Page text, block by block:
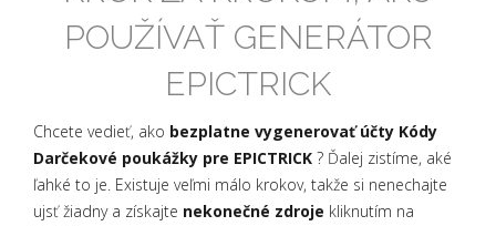
POUŽÍVAŤ GENERÁTOR
EPICTRICK
Chcete vedieť, ako bezplatne vygenerovať účty Kódy
Darčekové poukážky pre EPICTRICK ? Ďalej zistíme, aké
ľahké to je. Existuje veľmi málo krokov, takže si nenechajte
ujsť žiadny a získajte nekonečné zdroje kliknutím na